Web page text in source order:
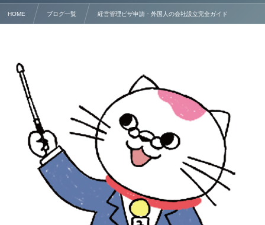
HOME ブログ一覧 経営管理ビザ申請・外国人の会社設立完全ガイド